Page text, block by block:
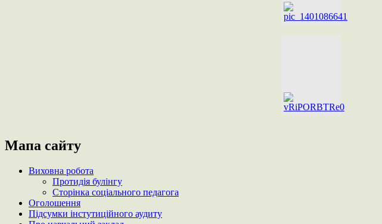
Мапа сайту
Виховна робота
Протидія булінгу
Сторінка соціального педагога
Оголошення
Підсумки інстутиційного аудиту